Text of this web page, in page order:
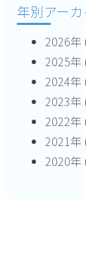
年別アー
2026年
2025年
2024年
2023年
2022年
2021年
2020年